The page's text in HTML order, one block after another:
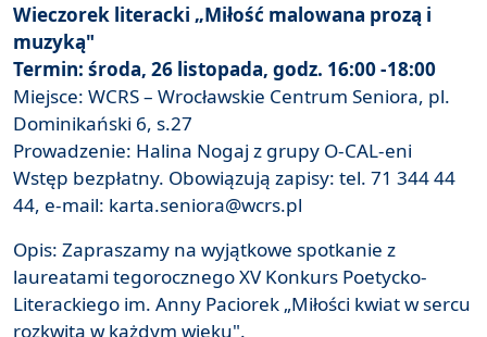
Wieczorek literacki „Miłość malowana prozą i
muzyką"
Termin: środa, 26 listopada, godz. 16:00 -18:00
Miejsce: WCRS – Wrocławskie Centrum Seniora, pl.
Dominikański 6, s.27
Prowadzenie: Halina Nogaj z grupy O-CAL-eni
Wstęp bezpłatny. Obowiązują zapisy: tel. 71 344 44
44, e-mail: karta.seniora@wcrs.pl
Opis: Zapraszamy na wyjątkowe spotkanie z
laureatami tegorocznego XV Konkurs Poetycko-
Literackiego im. Anny Paciorek „Miłości kwiat w sercu
rozkwita w każdym wieku".